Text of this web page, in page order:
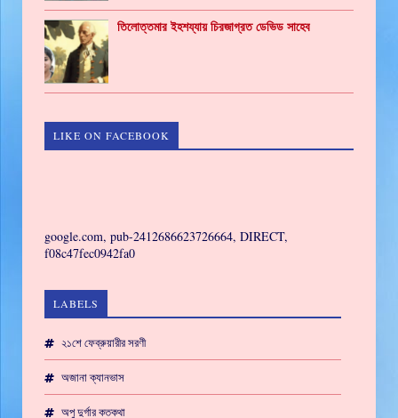
তিলোত্তমার ইহশয্যায় চিরজাগ্রত ডেভিড সাহেব
LIKE ON FACEBOOK
google.com, pub-2412686623726664, DIRECT,
f08c47fec0942fa0
LABELS
২১শে ফেব্রুয়ারীর সরণী
অজানা ক্যানভাস
অপু দুর্গার কতকথা